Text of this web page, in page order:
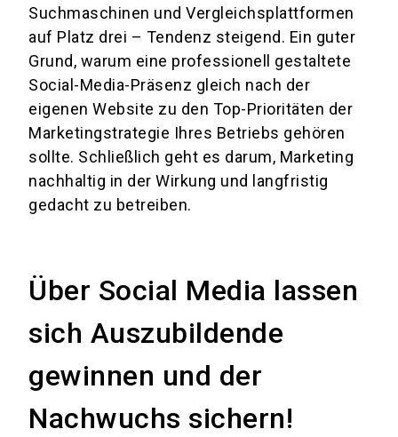
Suchmaschinen und Vergleichsplattformen
auf Platz drei – Tendenz steigend. Ein guter
Grund, warum eine professionell gestaltete
Social-Media-Präsenz gleich nach der
eigenen Website zu den Top-Prioritäten der
Marketingstrategie Ihres Betriebs gehören
sollte. Schließlich geht es darum, Marketing
nachhaltig in der Wirkung und langfristig
gedacht zu betreiben.
Über Social Media lassen
sich Auszubildende
gewinnen und der
Nachwuchs sichern!